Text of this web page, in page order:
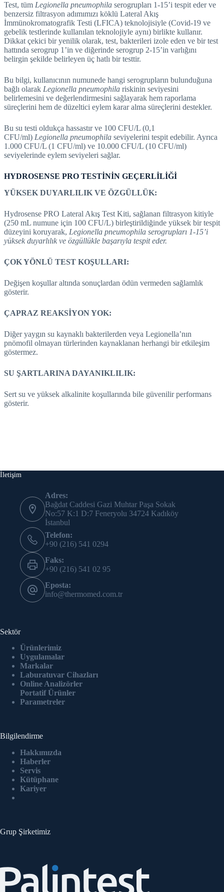
Test, tüm Legionella pneumophila serogrupları 1-15’i tespit eder ve
benzersiz filtrasyon adımımızı köklü Lateral Akış
İmmünokromatografik Testi (LFICA) teknolojisiyle (Covid-19 ve
gebelik testlerinde kullanılan teknolojiyle aynı) birlikte kullanır.
Dikkat çekici bir yenilik olarak, test, bakterileri izole eden ve bir test
hattında serogrup 1’in ve diğerinde serogrup 2-15’in varlığını
belirgin şekilde belirleyen üç hatlı bir testtir.
Bu bilgi, kullanıcının numunede hangi serogrupların bulunduğuna
bağlı olarak Legionella pneumophila riskinin seviyesini
belirlemesini ve değerlendirmesini sağlayarak hem raporlama
süreçlerini hem de düzeltici eylem karar alma süreçlerini destekler.
Bu su testi oldukça hassastır ve 100 CFU/L (0,1
CFU/ml) Legionella pneumophila seviyelerini tespit edebilir. Ayrıca
1.000 CFU/L (1 CFU/ml) ve 10.000 CFU/L (10 CFU/ml)
seviyelerinde eylem seviyeleri sağlar.
HYDROSENSE PRO TESTİNİN GEÇERLİLİĞİ
YÜKSEK DUYARLILIK VE ÖZGÜLLÜK:
Hydrosense PRO Lateral Akış Test Kiti, sağlanan filtrasyon kitiyle
(250 mL numune için 100 CFU/L) birleştirildiğinde yüksek bir tespit
düzeyini koruyarak, Legionella pneumophila serogrupları 1-15’i
yüksek duyarlılık ve özgüllükle başarıyla tespit eder.
ÇOK YÖNLÜ TEST KOŞULLARI:
Değişen koşullar altında sonuçlardan ödün vermeden sağlamlık
gösterir.
ÇAPRAZ REAKSİYON YOK:
Diğer yaygın su kaynaklı bakterilerden veya Legionella’nın
pnömofil olmayan türlerinden kaynaklanan herhangi bir etkileşim
göstermez.
SU ŞARTLARINA DAYANIKLILIK:
Sert su ve yüksek alkalinite koşullarında bile güvenilir performans
gösterir.
İletişim
Adres:
Bağdat Caddesi Gazi Muhtar Paşa Sokak
No:57 K:1 D:7 Feneryolu 34724 Kadıköy
İstanbul
Telefon:
+90 (216) 541 0294
Faks:
+90 (216) 541 02 95
Eposta:
info@thermomed.com.tr
Sektör
Ürünlerimiz
Uygulamalar
Markalar
Laburatuvar Cihazları
Online Analizörler
Portatif Ürünler
Parametreler
Bilgilendirme
Hakkımızda
Haberler
Servis
Kütüphane
Kariyer
Grup Şirketimiz